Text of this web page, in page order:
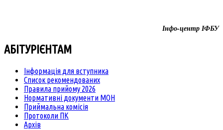
Інфо-центр ІФБУ
АБІТУРІЄНТАМ
Інформація для вступника
Список рекомендованих
Правила прийому 2026
Нормативні документи МОН
Приймальна комісія
Протоколи ПК
Архів